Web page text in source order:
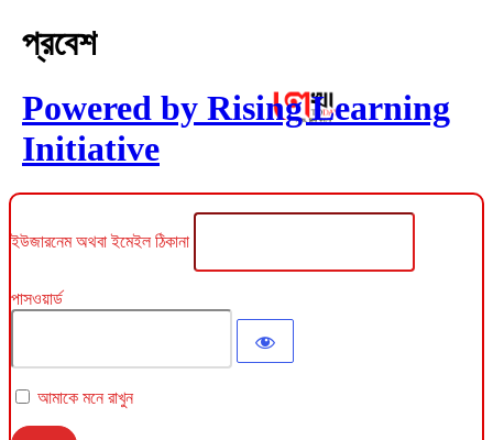
প্রবেশ
Powered by Rising Learning
Initiative
ইউজারনেম অথবা ইমেইল ঠিকানা
পাসওয়ার্ড
আমাকে মনে রাখুন